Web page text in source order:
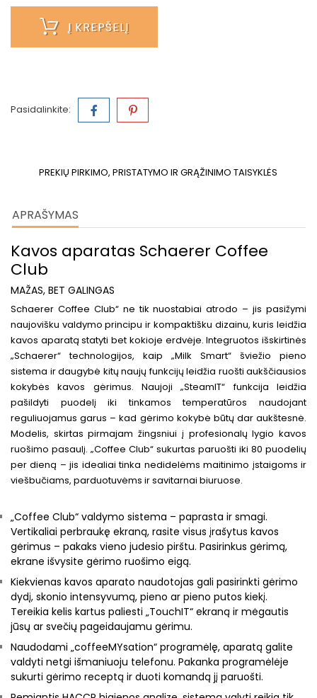
Į KREPŠELĮ
Pasidalinkite:
PREKIŲ PIRKIMO, PRISTATYMO IR GRĄŽINIMO TAISYKLĖS
APRAŠYMAS
Kavos aparatas Schaerer Coffee
Club
MAŽAS, BET GALINGAS
Schaerer Coffee Club“ ne tik nuostabiai atrodo – jis pasižymi
naujovišku valdymo principu ir kompaktišku dizainu, kuris leidžia
kavos aparatą statyti bet kokioje erdvėje. Integruotos išskirtinės
„Schaerer“ technologijos, kaip „Milk Smart“ šviežio pieno
sistema ir daugybė kitų naujų funkcijų leidžia ruošti aukščiausios
kokybės kavos gėrimus. Naujoji „SteamIT“ funkcija leidžia
pašildyti puodelį iki tinkamos temperatūros naudojant
reguliuojamus garus – kad gėrimo kokybė būtų dar aukštesnė.
Modelis, skirtas pirmajam žingsniui į profesionalų lygio kavos
ruošimo pasaulį. „Coffee Club“ sukurtas paruošti iki 80 puodelių
per dieną – jis idealiai tinka nedidelėms maitinimo įstaigoms ir
viešbučiams, parduotuvėms ir savitarnai biuruose.
„Coffee Club“ valdymo sistema – paprasta ir smagi.
Vertikaliai perbraukę ekraną, rasite visus įrašytus kavos
gėrimus – pakaks vieno judesio pirštu. Pasirinkus gėrimą,
ekrane išvysite gėrimo ruošimo eigą.
Kiekvienas kavos aparato naudotojas gali pasirinkti gėrimo
dydį, skonio intensyvumą, pieno ar pieno putos kiekį.
Tereikia kelis kartus paliesti „TouchIT“ ekraną ir mėgautis
jūsų ar svečių pageidaujamu gėrimu.
Naudodami „coffeeMYsation“ programėlę, aparatą galite
valdyti netgi išmaniuoju telefonu. Pakanka programėlėje
sukurti gėrimo receptą ir duoti komandą jį paruošti.